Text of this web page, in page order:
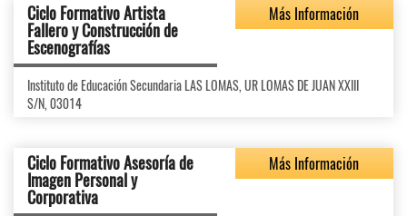
Ciclo Formativo Artista
Fallero y Construcción de
Escenografías
Más Información
Instituto de Educación Secundaria LAS LOMAS, UR LOMAS DE JUAN XXIII
S/N, 03014
Ciclo Formativo Asesoría de
Imagen Personal y
Corporativa
Más Información